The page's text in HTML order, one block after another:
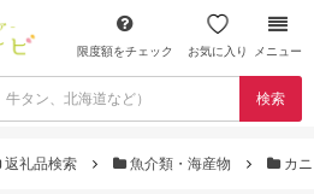
限度額をチェック お気に入り メニュー
検索
返礼品検索 魚介類・海産物 カ